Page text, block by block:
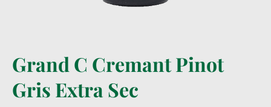
Grand C Cremant Pinot
Gris Extra Sec